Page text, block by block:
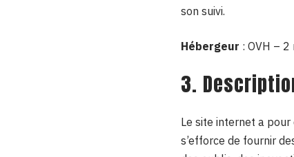
son suivi.
Hébergeur : OVH –
3.
Le site internet a
s’efforce de fournir